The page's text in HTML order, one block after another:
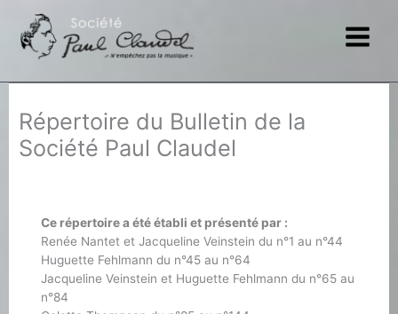
contenu
Répertoire du Bulletin de la
Société Paul Claudel
Ce répertoire a été établi et présenté par :
Renée Nantet et Jacqueline Veinstein du n°1 au n°44
Huguette Fehlmann du n°45 au n°64
Jacqueline Veinstein et Huguette Fehlmann du n°65 au
n°84